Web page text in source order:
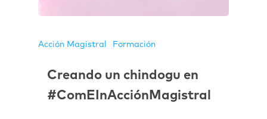
Acción Magistral Formación
Creando un chindogu en
#ComEInAcciónMagistral